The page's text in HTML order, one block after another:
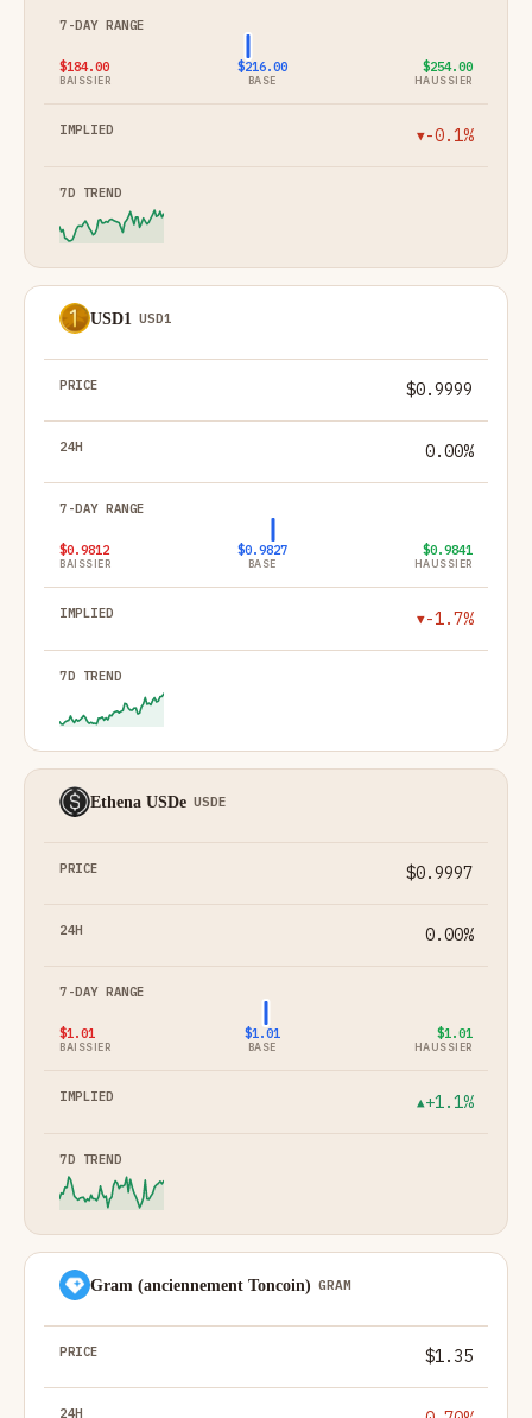
$184.00
BAISSIER
$216.00
BASE
$254.00
HAUSSIER
▼-0.1%
USD1 USD1
$0.9999
0.00%
$0.9812
BAISSIER
$0.9827
BASE
$0.9841
HAUSSIER
▼-1.7%
Ethena USDe USDE
$0.9997
0.00%
$1.01
BAISSIER
$1.01
BASE
$1.01
HAUSSIER
▲+1.1%
Gram (anciennement Toncoin) GRAM
$1.35